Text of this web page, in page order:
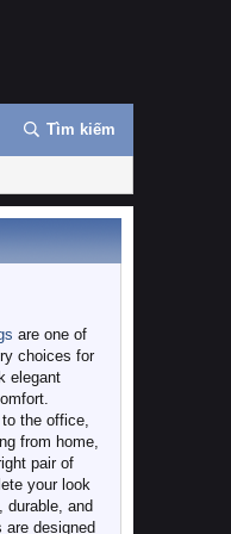
Tìm kiếm
are one of
choices for
elegant
the office,
from home,
pair of
your look
durable, and
are designed